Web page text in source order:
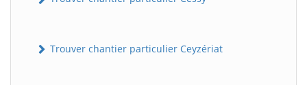
Trouver chantier particulier Ceyzériat